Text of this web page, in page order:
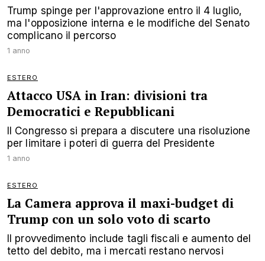
Trump spinge per l'approvazione entro il 4 luglio,
ma l'opposizione interna e le modifiche del Senato
complicano il percorso
1 anno
ESTERO
Attacco USA in Iran: divisioni tra
Democratici e Repubblicani
Il Congresso si prepara a discutere una risoluzione
per limitare i poteri di guerra del Presidente
1 anno
ESTERO
La Camera approva il maxi-budget di
Trump con un solo voto di scarto
Il provvedimento include tagli fiscali e aumento del
tetto del debito, ma i mercati restano nervosi